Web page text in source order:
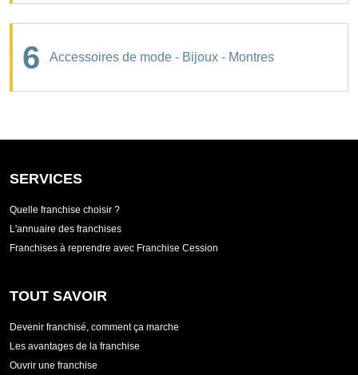
6 Accessoires de mode - Bijoux - Montres
SERVICES
Quelle franchise choisir ?
L'annuaire des franchises
Franchises à reprendre avec Franchise Cession
TOUT SAVOIR
Devenir franchisé, comment ça marche
Les avantages de la franchise
Ouvrir une franchise